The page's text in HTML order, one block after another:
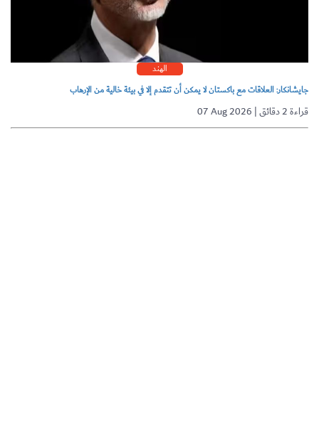
الهند
جايشانكار: العلاقات مع باكستان لا يمكن أن تتقدم إلا في بيئة خالية من الإرهاب
07 Aug 2026 | قراءة 2 دقائق